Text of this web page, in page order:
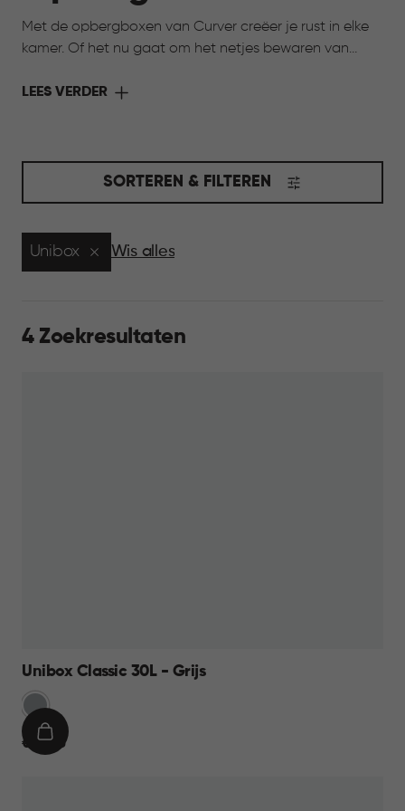
Met de opbergboxen van Curver creëer je rust in elke
kamer. Of het nu gaat om het netjes bewaren van
opbergen van seizoensartikelen, onze opbergboxen
stijlen, zodat je opbergoplossing perfect aansluit bij
jouw interieur én jouw behoeften. Opruimen was nog
nooit zo makkelijk en stijlvol.
LEES VERDER
SORTEREN & FILTEREN
Unibox Wis alles
4 Zoekresultaten
Unibox Classic 30L - Grijs
Grijs
€
€ 14,95
IN